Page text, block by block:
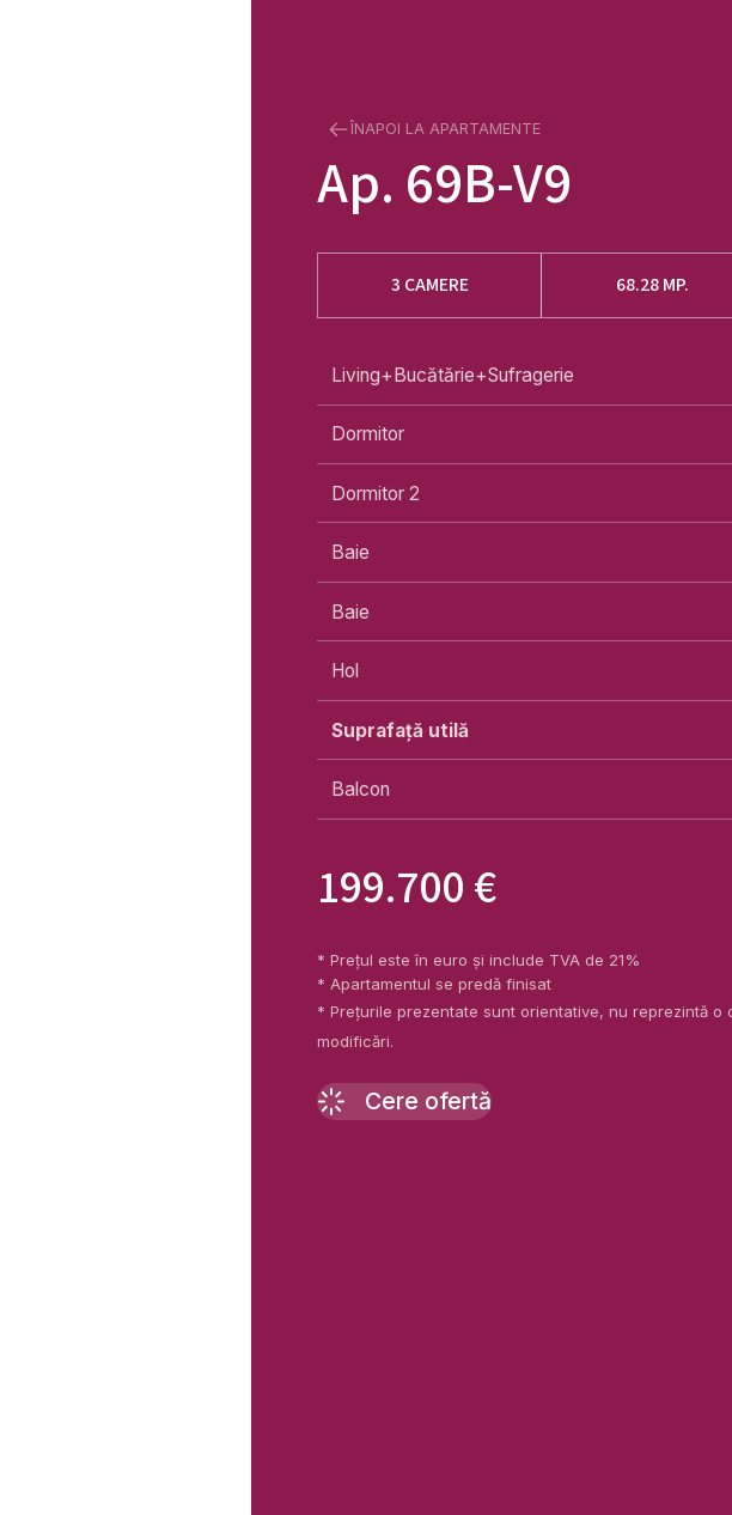
ÎNAPOI LA APARTAMENTE
Ap. 69B-V9
3 CAMERE 68.28MP.
Living+Bucătărie+Sufragerie
Dormitor
Dormitor 2
Baie
Baie
Hol
Suprafață utilă
Balcon
199.700 €
* Prețul este în euro și include TVA de 21%
* Apartamentul se predă finisat
* Prețurile prezentate sunt orientative, nu reprezintă
modificări.
Cere ofertă